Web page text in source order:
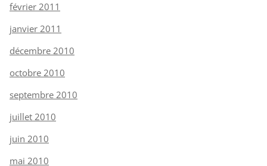
février 2011
janvier 2011
décembre 2010
octobre 2010
septembre 2010
juillet 2010
juin 2010
mai 2010